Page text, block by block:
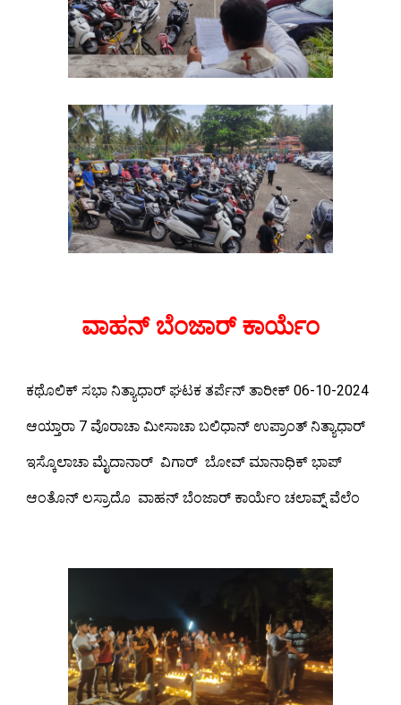
ವಾಹನ್ ಬೆಂಜಾರ್ ಕಾರ್ಯೆಂ
ಕಥೊಲಿಕ್ ಸಭಾ ನಿತ್ಯಾಧಾರ್ ಘಟಕ ತರ್ಪೆನ್ ತಾರೀಕ್ 06-10-2024
ಆಯ್ತಾರಾ 7 ವೊರಾಚಾ ಮೀಸಾಚಾ ಬಲಿಧಾನ್ ಉಪ್ರಾಂತ್ ನಿತ್ಯಾಧಾರ್
ಇಸ್ಕೊಲಾಚಾ ಮೈದಾನಾರ್ ವಿಗಾರ್ ಬೋವ್ ಮಾನಾಧಿಕ್ ಭಾಪ್
ಆಂತೊನ್ ಲಸ್ರಾದೊ ವಾಹನ್ ಬೆಂಜಾರ್ ಕಾರ್ಯೆಂ ಚಲಾವ್ನ್ ವೆಲೆಂ